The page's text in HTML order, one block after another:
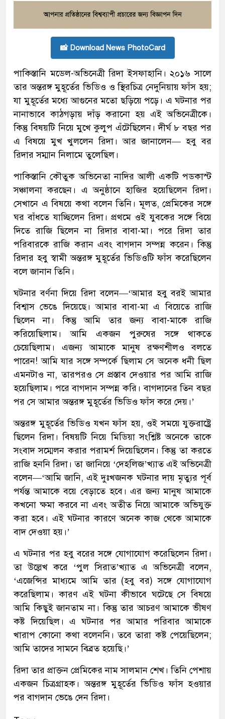
📸 Download News PhotoCard
পাকিস্তানি মডেল-অভিনেত্রী রিদা ইসফাহানি। ২০১৬ সালে
তার অন্তরঙ্গ মুহূর্তের ভিডিও ও স্থিরচিত্র নেদুনিয়ায় ফাঁস হয়;
যা মুহূর্তের মধ্যে আগুনের মতো ছড়িয়ে পড়ে। এ ঘটনার পর
নানাভাবে কাঠগড়ায় দাঁড় করানো হয় এই অভিনেত্রীকে।
কিন্তু বিষয়টি নিয়ে মুখে কুলুপ এঁটেছিলেন। দীর্ঘ ৮ বছর পর
এ বিষয়ে মুখ খুললেন রিদা। আর জানালেন— হবু বর
রিদার সম্মান নিলামে তুলেছিল।
পাকিস্তানি কৌতুক অভিনেতা নাদির আলী একটি পডকাস্ট
সঞ্চালনা করছেন। এ অনুষ্ঠানে হাজির হয়েছিলেন রিদা।
সেখানে এ বিষয়ে কথা বলেন তিনি। মূলত, প্রেমিকের সঙ্গে
ঘর বাঁধতে যাচ্ছিলেন রিদা। প্রথমে ওই যুবকের সঙ্গে বিয়ে
দিতে রাজি ছিলেন না রিদার বাবা-মা। পরে রিদা তার
পরিবারকে রাজি করান এবং বাগদান সম্পন্ন করেন। কিন্তু
রিদার হবু স্বামী অন্তরঙ্গ মুহূর্তের ভিডিওটি ফাঁস করেছিলেন
বলে জানান তিনি।
ঘটনার বর্ণনা দিয়ে রিদা বলেন—‘আমার হবু বরই আমার
বিশ্বাস ভেঙে দিয়েছে। আমার বাবা-মা এ বিয়েতে রাজি
ছিলেন না। কিন্তু আমি তার জন্য বাবা-মাকে রাজি
করিয়েছিলাম। আমি একজন পুরুষের সঙ্গে থাকতে
চেয়েছিলাম। এজন্য আমাকে মানুষ রক্ষণশীলও বলতে
পারেন! আমি যার সঙ্গে সম্পর্কে ছিলাম সে অনেক ধনী ছিল
এমনটাও না, তারপরও সে প্রস্তাব দেওয়ার পর আমি রাজি
হয়েছিলাম। পরে বাগদান সম্পন্ন করি। বাগদানের তিন বছর
পর সে আমার অন্তরঙ্গ মুহূর্তের ভিডিও ফাঁস করে দেয়।’
অন্তরঙ্গ মুহূর্তের ভিডিও যখন ফাঁস হয়, ওই সময়ে যুক্তরাষ্ট্রে
ছিলেন রিদা। বিষয়টি নিয়ে মিডিয়া সংশ্লিষ্ট অনেকে তাকে
সংবাদ সম্মেলন করার পরামর্শ দিয়েছিলেন। কিন্তু তা করতে
রাজি হননি রিদা। তা জানিয়ে ‘দেহলিজ’খ্যাত এই অভিনেত্রী
বলেন—‘আমি জানি, এই দুঃখজনক ঘটনার দায় মৃত্যুর পূর্ব
পর্যন্ত আমাকে বয়ে বেড়াতে হবে। এর জন্য মানুষ আমাকে
কখনো ক্ষমা করবে না এবং অতীত নিয়ে আমাকে অভিযুক্ত
করা হবে। এই ঘটনার কারণে অনেক কাজ থেকে আমাকে
বাদ দেওয়া হয়।’
এ ঘটনার পর হবু বরের সঙ্গে যোগাযোগ করেছিলেন রিদা।
তা উল্লেখ করে ‘পুল সিরাত’খ্যাত এ অভিনেত্রী বলেন,
‘এজেন্সির মাধ্যমে আমি তার (হবু বর) সঙ্গে যোগাযোগ
করেছিলাম। কারণ এই ঘটনা কীভাবে ঘটেছে সে বিষয়ে
আমি কিছুই জানতাম না। কিন্তু তার আচরণ আমাকে ভীষণ
কষ্ট দিয়েছিল। এ ঘটনার পর আমার পরিবার আমাকে
খারাপ কোনো কথা বলেননি। তবে তারা কষ্ট পেয়েছিলেন;
আমি তাদের সামনে বিব্রত হয়েছি।’
রিদা তার প্রাক্তন প্রেমিকের নাম সালমান শেখ। তিনি পেশায়
একজন চিত্রগ্রাহক। অন্তরঙ্গ মুহূর্তের ভিডিও ফাঁস হওয়ার
পর বাগদান ভেঙে দেন রিদা।